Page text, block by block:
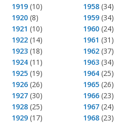
1919 (10)
1920 (8)
1921 (10)
1922 (14)
1923 (18)
1924 (11)
1925 (19)
1926 (26)
1927 (30)
1928 (25)
1929 (17)
1958(34)
1959(34)
1960(24)
1961 (31)
1962(37)
1963(34)
1964(25)
1965(26)
1966(23)
1967(24)
1968(23)